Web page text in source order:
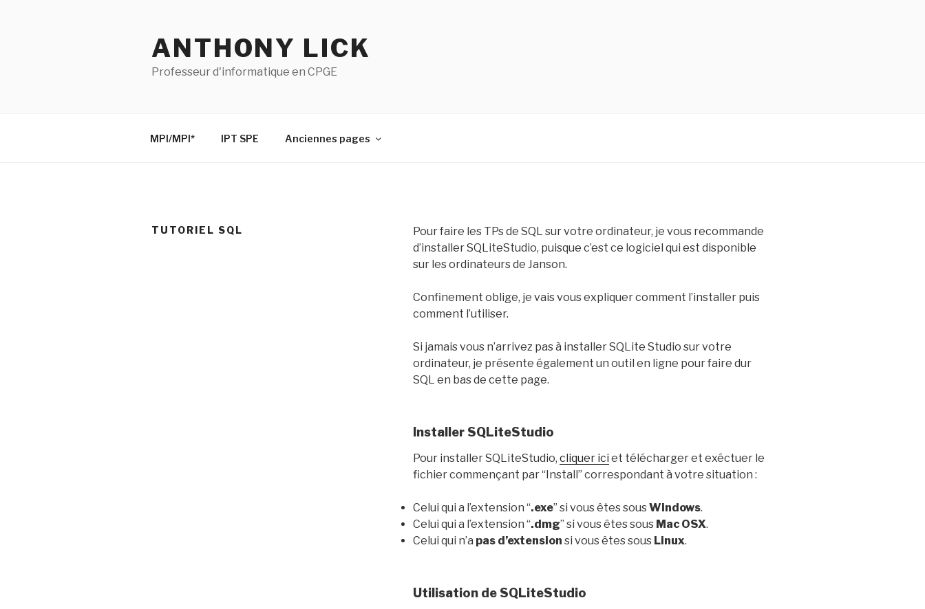
ANTHONY LICK
Professeur d'informatique en CPGE
MPI/MPI* IPT SPE Anciennes pages
TUTORIEL SQL
Pour faire les TPs de SQL sur votre ordinateur, je vous recommande
d’installer SQLiteStudio, puisque c’est ce logiciel qui est disponible
sur les ordinateurs de Janson.
Confinement oblige, je vais vous expliquer comment l’installer puis
comment l’utiliser.
Si jamais vous n’arrivez pas à installer SQLite Studio sur votre
ordinateur, je présente également un outil en ligne pour faire dur
SQL en bas de cette page.
Installer SQLiteStudio
Pour installer SQLiteStudio, cliquer ici et télécharger et exéctuer le
fichier commençant par “Install” correspondant à votre situation :
Celui qui a l’extension “.exe” si vous êtes sousWindows.
Celui qui a l’extension “.dmg” si vous êtes sous Mac OSX.
Celui qui n’a pas d’extension si vous êtes sous Linux.
Utilisation de SQLiteStudio